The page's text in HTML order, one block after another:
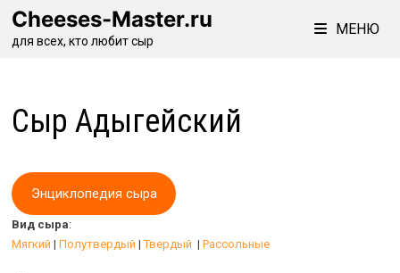
Перейти
Cheeses-Master.ru
для всех, кто любит сыр
МЕНЮ
Сыр Адыгейский
Энциклопедия сыра
Вид сыра:
Мягкий |Полутвердый |Твердый |Рассольные